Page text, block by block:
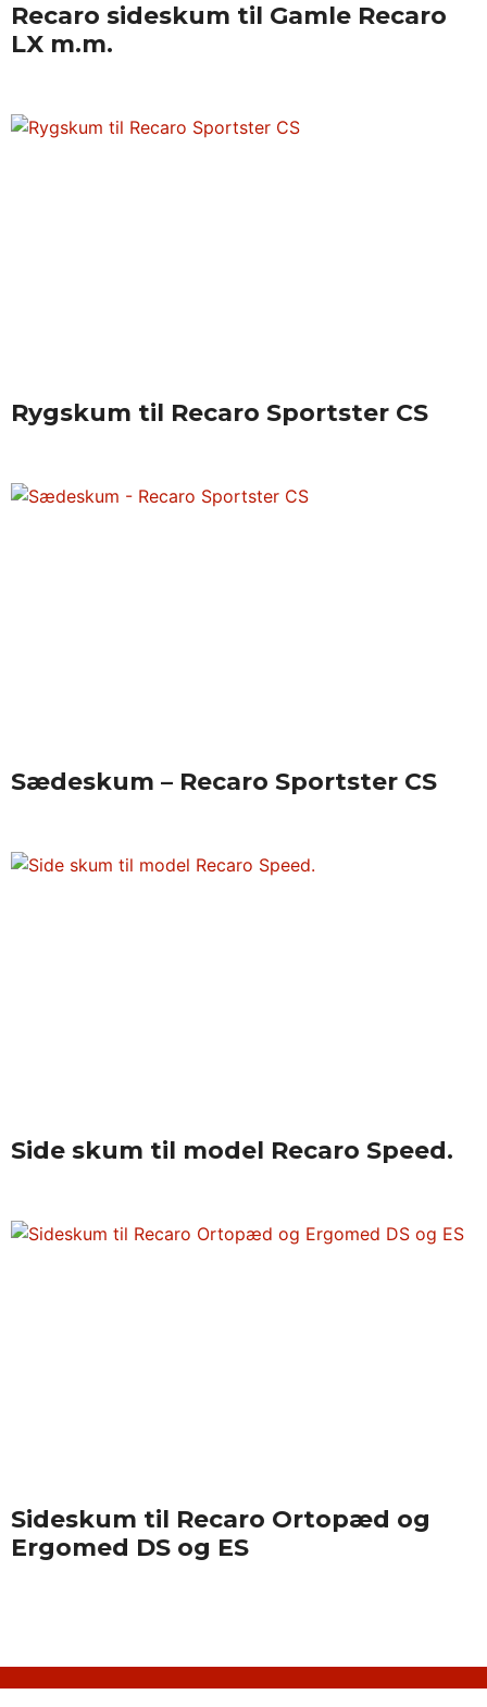
Recaro sideskum til Gamle Recaro
LX m.m.
Rygskum til Recaro Sportster CS
Sædeskum – Recaro Sportster CS
Side skum til model Recaro Speed.
Sideskum til Recaro Ortopæd og
Ergomed DS og ES